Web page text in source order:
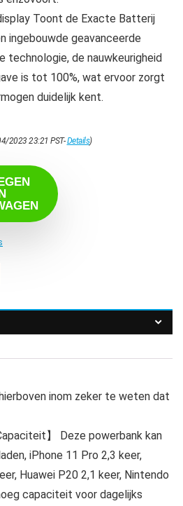
Toont de Exacte Batterij
ingebouwde geavanceerde
technologie, de nauwkeurigheid
is tot 100%, wat ervoor zorgt
duidelijk kent.
2023 23:21 PST-Details)
inom zeker te weten dat
】 Deze powerbank kan
iPhone 11 Pro 2,3 keer,
Huawei P20 2,1 keer, Nintendo
capaciteit voor dagelijks